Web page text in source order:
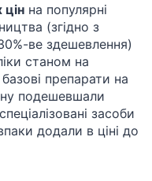
на популярні
(згідно з
ве здешевлення)
станом на
препарати на
подешевшали
засоби
додали в ціні до